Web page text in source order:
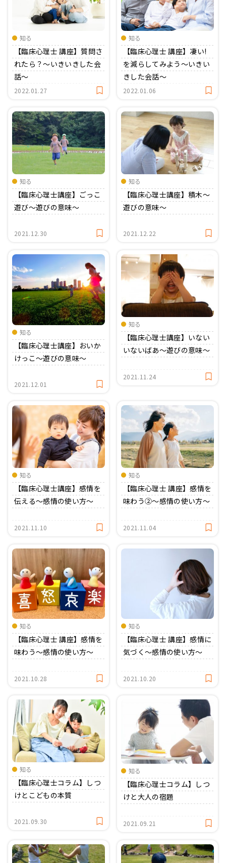
知る
【臨床心理士 講座】質問さ
れたら？〜いきいきした会
話〜
2022.01.27
知る
【臨床心理士 講座】凄い!
を減らしてみよう〜いきい
きした会話〜
2022.01.06
知る
【臨床心理士講座】ごっこ
遊び〜遊びの意味〜
2021.12.30
知る
【臨床心理士講座】積木〜
遊びの意味〜
2021.12.22
知る
【臨床心理士講座】おいか
けっこ〜遊びの意味〜
2021.12.01
知る
【臨床心理士講座】いない
いないばあ〜遊びの意味〜
2021.11.24
知る
【臨床心理士講座】感情を
伝える〜感情の使い方〜
2021.11.10
知る
【臨床心理士 講座】感情を
味わう②〜感情の使い方〜
2021.11.04
知る
【臨床心理士 講座】感情を
味わう〜感情の使い方〜
2021.10.28
知る
【臨床心理士 講座】感情に
気づく〜感情の使い方〜
2021.10.20
知る
【臨床心理士コラム】しつ
けとこどもの本質
2021.09.30
知る
【臨床心理士コラム】しつ
けと大人の宿題
2021.09.21